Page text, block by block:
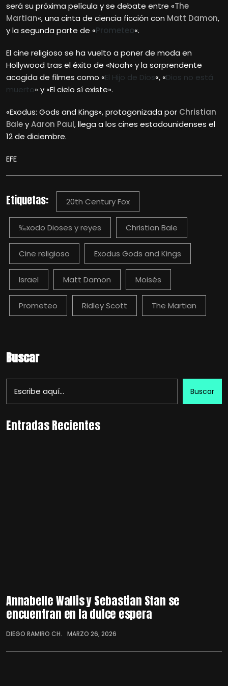
será su próxima película y se debate entre «The
Martian«, una cinta de ciencia ficción con Matt Damon,
y la segunda parte de «Prometeo«.
El cine religioso se ha vuelto a poner de moda en
Hollywood tras el éxito de «Noah» y la sorprendente
acogida de filmes como «El Hijo de Dios«, «Dios no está
muerto» y «El cielo sí existe».
«Exodus: Gods and Kings», protagonizada por Christian
BaleyAaron Paul, llega a los cines estadounidenses el
12 de diciembre.
EFE
Etiquetas: 20th Century Fox
‰xodo Dioses y reyes Christian Bale
Cine religioso Exodus Gods and Kings
Israel Matt Damon Moisés
Prometeo Ridley Scott The Martian
Buscar
Buscar
Entradas Recientes
Annabelle Wallis y Sebastian Stan se
encuentran en la dulce espera
DIEGO RAMIRO CH. MARZO 26, 2026